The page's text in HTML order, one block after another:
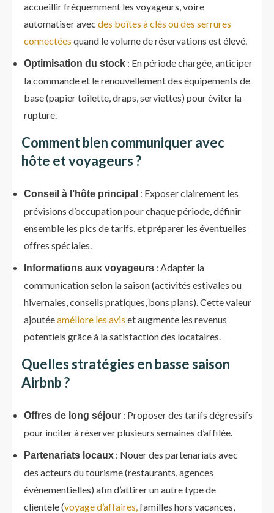
accueillir fréquemment les voyageurs, voire
automatiser avec des boîtes à clés ou des serrures
connectées quand le volume de réservations est élevé.
Optimisation du stock : En période chargée, anticiper
la commande et le renouvellement des équipements de
base (papier toilette, draps, serviettes) pour éviter la
rupture.
Comment bien communiquer avec
hôte et voyageurs ?
Conseil à l’hôte principal : Exposer clairement les
prévisions d’occupation pour chaque période, définir
ensemble les pics de tarifs, et préparer les éventuelles
offres spéciales.
Informations aux voyageurs : Adapter la
communication selon la saison (activités estivales ou
hivernales, conseils pratiques, bons plans). Cette valeur
ajoutéeaméliore les avis et augmente les revenus
potentiels grâce à la satisfaction des locataires.
Quelles stratégies en basse saison
Airbnb ?
Offres de long séjour : Proposer des tarifs dégressifs
pour inciter à réserver plusieurs semaines d’affilée.
Partenariats locaux : Nouer des partenariats avec
des acteurs du tourisme (restaurants, agences
événementielles) afin d’attirer un autre type de
clientèle (voyage d’affaires,familles hors vacances,